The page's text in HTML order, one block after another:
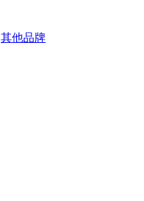
其他品牌